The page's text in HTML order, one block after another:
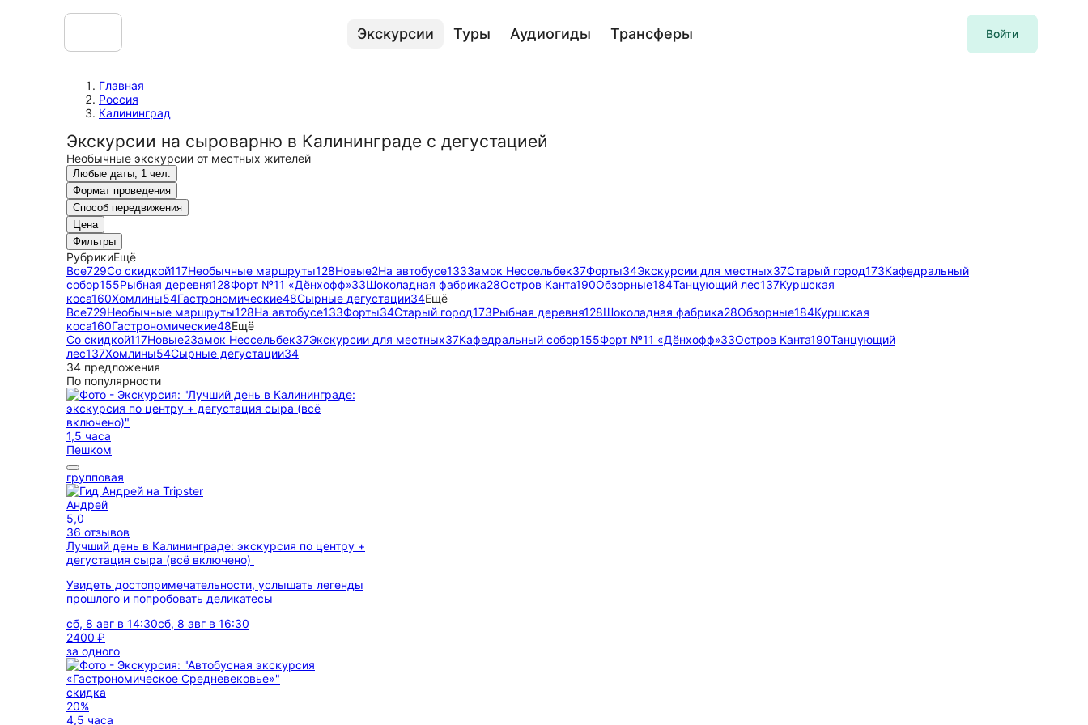
Экскурсии Туры Аудиогиды Трансферы Войти
Главная
Россия
Калининград
Экскурсии на сыроварню в Калининграде с дегустацией
Необычные экскурсии от местных жителей
Любые даты, 1 чел.
Формат проведения
Способ передвижения
Цена
Фильтры
РубрикиЕщё
Все729Со скидкой117Необычные маршруты128Новые2На автобусе133Замок Нессельбек37Форты34Экскурсии для местных37Старый город173Кафедральный
собор155Рыбная деревня128Форт №11 «Дёнхофф»33Шоколадная фабрика28Остров Канта190Обзорные184Танцующий лес137Куршская
коса160Хомлины54Гастрономические48Сырные дегустации34Ещё
Все729Необычные маршруты128На автобусе133Форты34Старый город173Рыбная деревня128Шоколадная фабрика28Обзорные184Куршская
коса160Гастрономические48Ещё
Со скидкой117Новые2Замок Нессельбек37Экскурсии для местных37Кафедральный собор155Форт №11 «Дёнхофф»33Остров Канта190Танцующий
лес137Хомлины54Сырные дегустации34
34 предложения
По популярности
1,5 часа
Пешком
групповая
Андрей
5,0
36 отзывов
Лучший день в Калининграде: экскурсия по центру +
дегустация сыра (всё включено)
Увидеть достопримечательности, услышать легенды
прошлого и попробовать деликатесы
сб, 8 авг в 14:30сб, 8 авг в 16:30
2400 ₽
за одного
скидка
20%
4,5 часа